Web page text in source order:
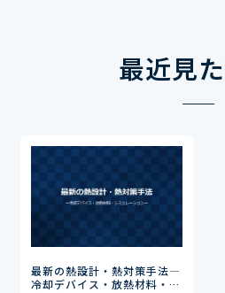
最近見
最新の熱設計・熱対策手法―
冷却デバイス・放熱材料・シ